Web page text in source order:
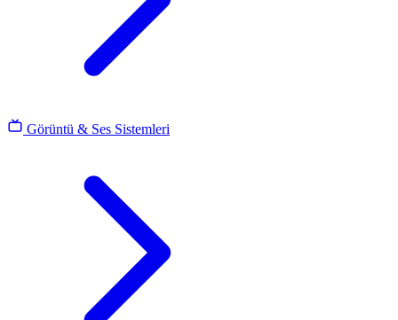
Görüntü & Ses Sistemleri